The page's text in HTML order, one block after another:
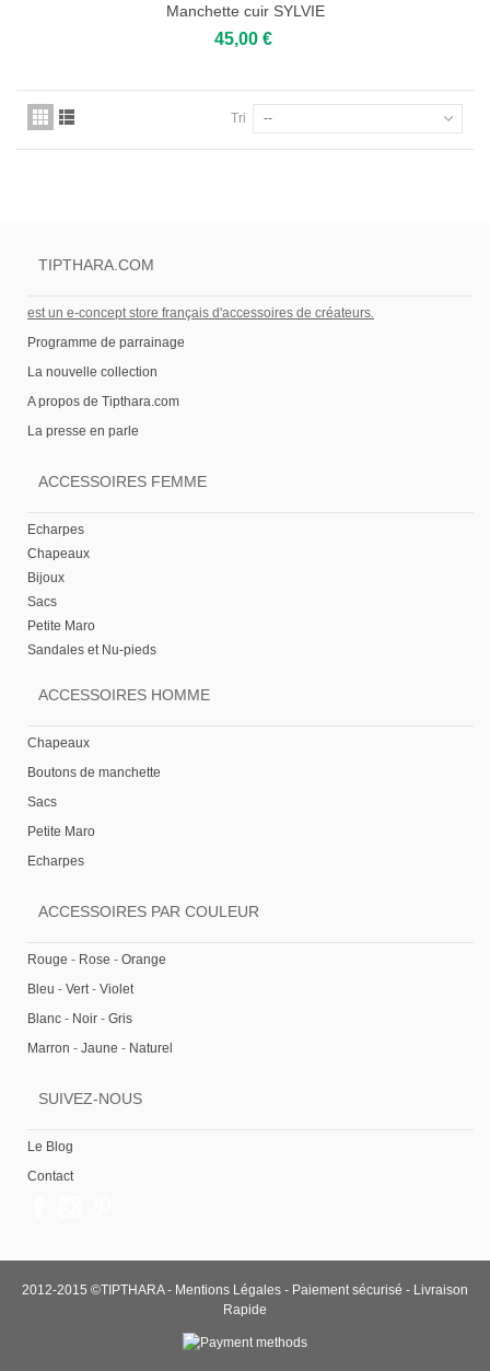
Manchette cuir SYLVIE
45,00 €
Tri --
TIPTHARA.COM
est un e-concept store français d'accessoires de créateurs
Programme de parrainage
La nouvelle collection
A propos de Tipthara.com
La presse en parle
ACCESSOIRES FEMME
Echarpes
Chapeaux
Bijoux
Sacs
Petite Maro
Sandales et Nu-pieds
ACCESSOIRES HOMME
Chapeaux
Boutons de manchette
Sacs
Petite Maro
Echarpes
ACCESSOIRES PAR COULEUR
Rouge - Rose - Orange
Bleu - Vert - Violet
Blanc - Noir - Gris
Marron - Jaune - Naturel
SUIVEZ-NOUS
Le Blog
Contact
2012-2015 ©TIPTHARA - Mentions Légales - Paiement sécurisé - Livraison
Rapide